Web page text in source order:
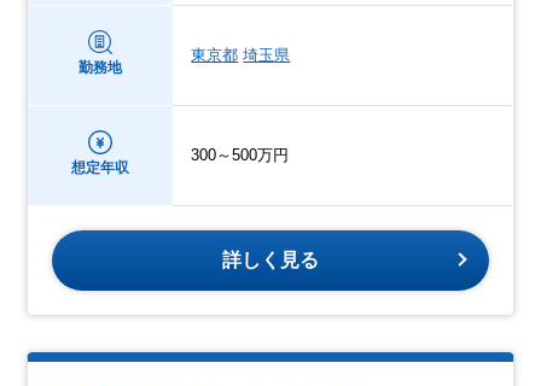
勤務地
東京都 埼玉県
想定年収
300～500万円
詳しく見る